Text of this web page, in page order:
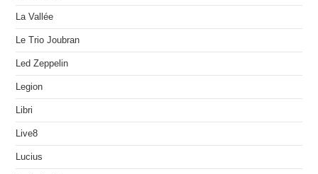
La Vallée
Le Trio Joubran
Led Zeppelin
Legion
Libri
Live8
Lucius